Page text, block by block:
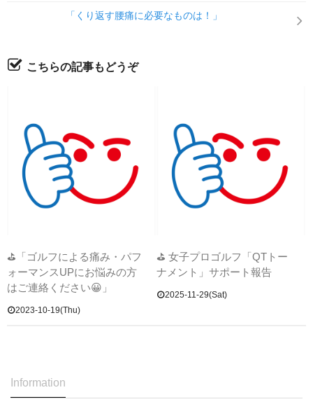
「くり返す腰痛に必要なものは！」
こちらの記事もどうぞ
⛳「ゴルフによる痛み・パフ
ォーマンスUPにお悩みの方
はご連絡ください😀」
2023-10-19(Thu)
⛳ 女子プロゴルフ「QTトー
ナメント」サポート報告
2025-11-29(Sat)
Information